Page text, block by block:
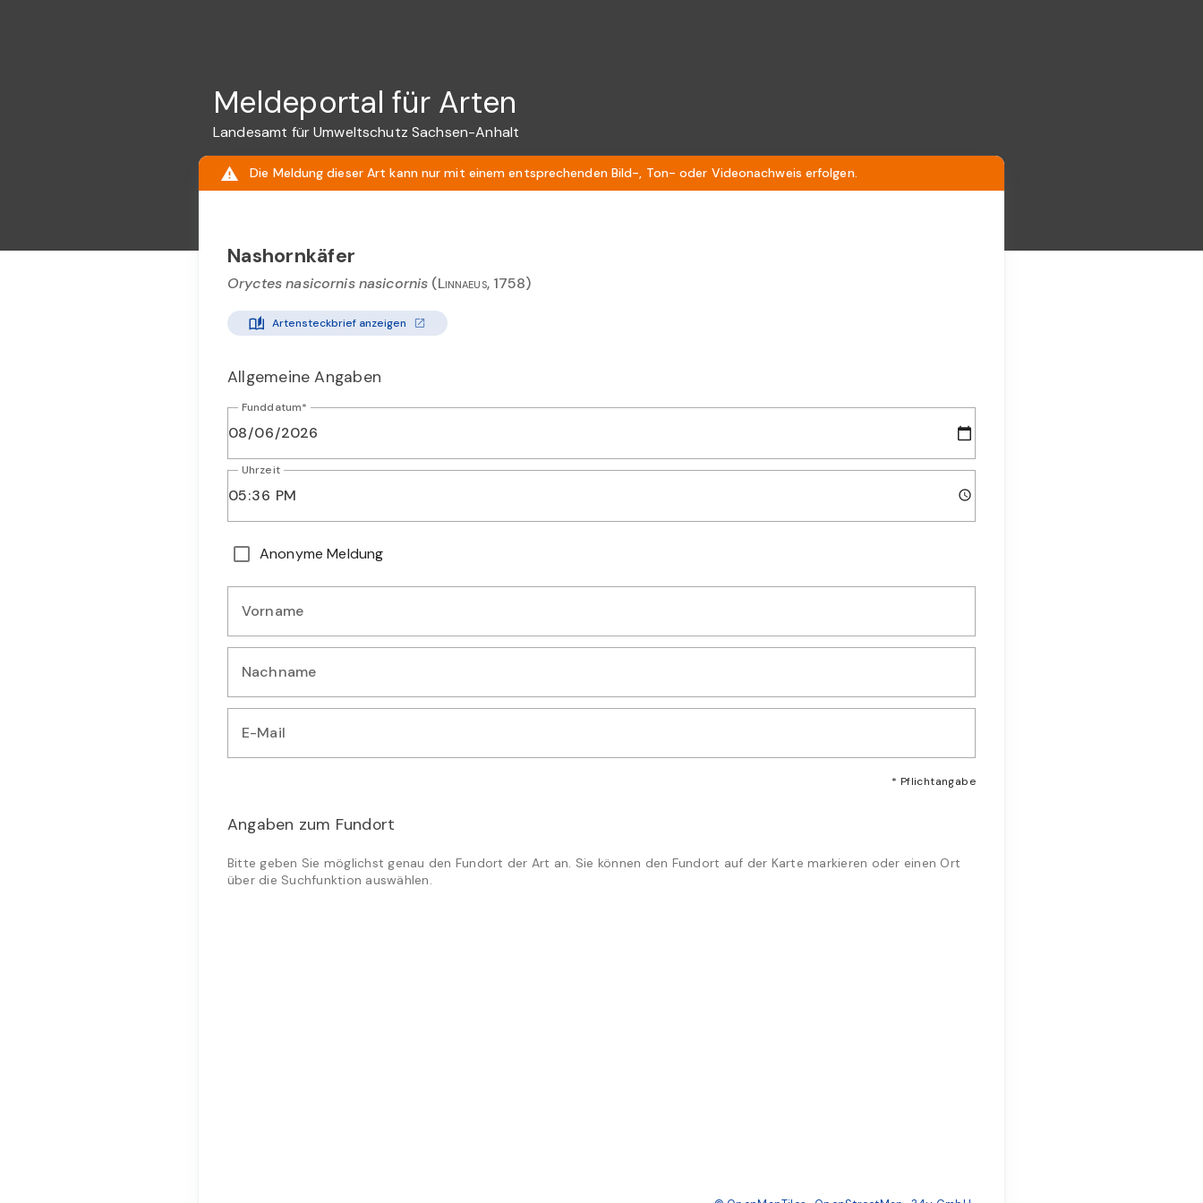
Meldeportal für Arten
Landesamt für Umweltschutz Sachsen-Anhalt
Die Meldung dieser Art kann nur mit einem entsprechenden Bild-, Ton- oder Videonachweis erfolgen.
Nashornkäfer
Oryctes nasicornis nasicornis (Linnaeus, 1758)
Artensteckbrief anzeigen
Allgemeine Angaben
Funddatum*
Geben Sie das Datum ein, an dem Sie die Art beobachtet haben
Uhrzeit
Anonyme Meldung
Persönliche Angaben
Vorname
Geben Sie Ihren Vornamen ein
Nachname
Geben Sie Ihren Nachnamen ein
E-Mail
* Pflichtangabe
Angaben zum Fundort
Bitte geben Sie möglichst genau den Fundort der Art an. Sie können den Fundort auf der Karte markieren oder einen Ort
über die Suchfunktion auswählen.